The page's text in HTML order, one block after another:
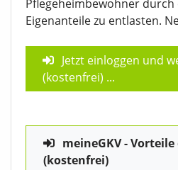
Pflegeheimbewohner
Eigenanteile zu entlasten.
Jetzt einloggen und
(kostenfrei) ...
meineGKV -
(kostenfrei)